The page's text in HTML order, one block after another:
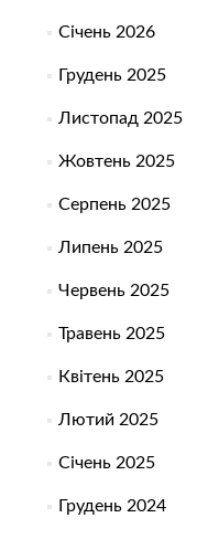
Січень 2026
Грудень 2025
Листопад 2025
Жовтень 2025
Серпень 2025
Липень 2025
Червень 2025
Травень 2025
Квітень 2025
Лютий 2025
Січень 2025
Грудень 2024